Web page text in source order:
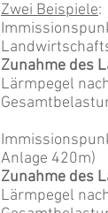
Zwei Beispiele:
Zunahme des
Lärmpegel
Anlage 420m)
Zunahme des
Lärmpegel